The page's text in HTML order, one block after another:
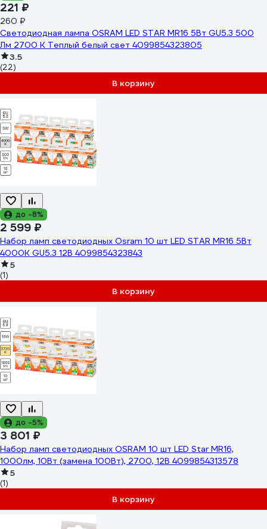
221 ₽
260 ₽
Светодиодная лампа OSRAM LED STAR MR16 5Вт GU5.3 500
Лм 2700 К Теплый белый свет 4099854323805
3.5
(22)
В корзину
до -8%
2 599 ₽
Набор ламп светодиодных Osram 10 шт LED STAR MR16 5Вт
4000К GU5.3 12В 4099854323843
5
(1)
В корзину
до -5%
3 801 ₽
Набор ламп светодиодных OSRAM 10 шт LED Star MR16,
1000лм, 10Вт (замена 100Вт), 2700, 12В 4099854313578
5
(1)
В корзину